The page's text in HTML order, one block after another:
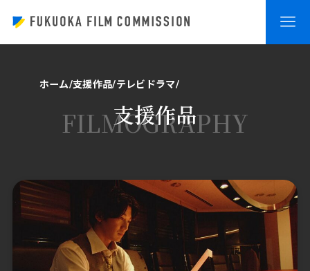
ホーム 支援作品 テレビドラマ
支援作品
FILMOGRAPHY